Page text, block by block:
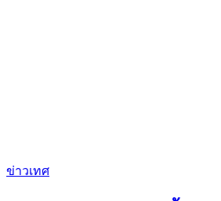
ข่าวเทศ